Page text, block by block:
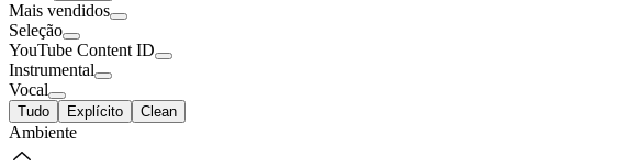
Mais vendidos
Seleção
YouTube Content ID
Instrumental
Vocal
Tudo Explícito Clean
Ambiente